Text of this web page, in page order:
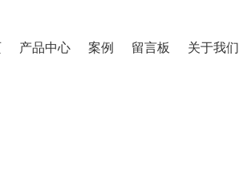
产品中心 案例 留言板 关于我们